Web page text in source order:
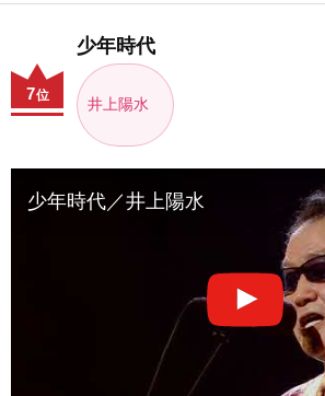
少年時代
井上陽水
7位
少年時代／井上陽水